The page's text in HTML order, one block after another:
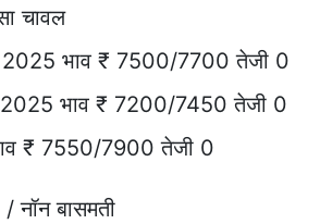
चावल
2025 भाव ₹ 7500/7700 तेजी 0
2025 भाव ₹ 7200/7450 तेजी 0
₹ 7550/7900 तेजी 0
नॉन बासमती